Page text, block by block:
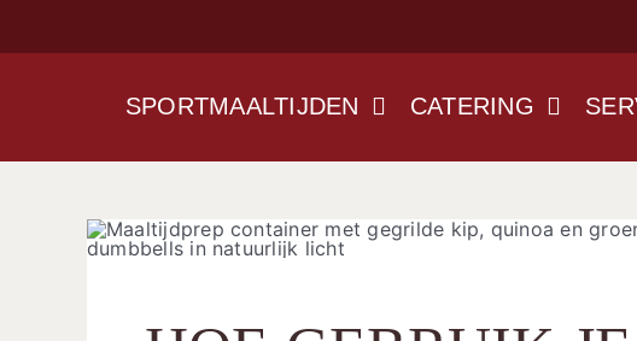
SPORTMAALTIJDEN CATERING